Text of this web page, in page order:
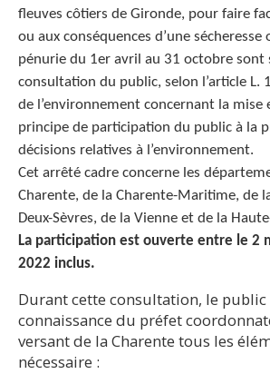
fleuves côtiers de Gironde, pour faire
ou aux conséquences d’une
pénurie du 1er avril au 31 octobre sont
consultation du public, selon l’article L.
de l’environnement concernant la
principe de participation du public à la
décisions relatives à l’environnement.
Cet arrêté cadre concerne les
Charente, de la Charente-Maritime, de
Deux-Sèvres, de la Vienne et de la
La participation est ouverte entre le 2
2022 inclus.
Durant cette consultation, le
connaissance du préfet
versant de la Charente tous les
nécessaire :